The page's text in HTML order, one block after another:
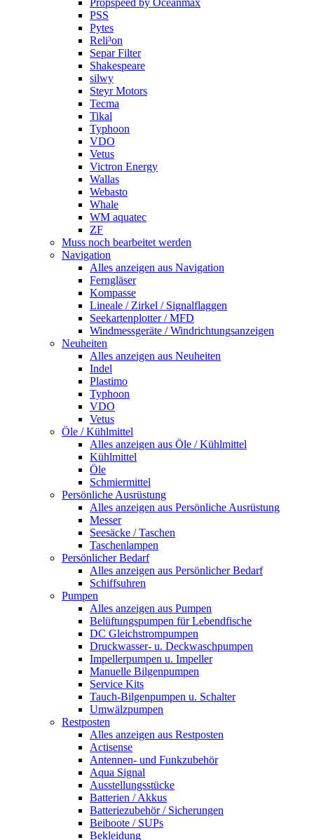
Propspeed by Oceanmax
PSS
Pytes
Reli³on
Separ Filter
Shakespeare
silwy
Steyr Motors
Tecma
Tikal
Typhoon
VDO
Vetus
Victron Energy
Wallas
Webasto
Whale
WM aquatec
ZF
Muss noch bearbeitet werden
Navigation
Alles anzeigen aus Navigation
Ferngläser
Kompasse
Lineale / Zirkel / Signalflaggen
Seekartenplotter / MFD
Windmessgeräte / Windrichtungsanzeigen
Neuheiten
Alles anzeigen aus Neuheiten
Indel
Plastimo
Typhoon
VDO
Vetus
Öle / Kühlmittel
Alles anzeigen aus Öle / Kühlmittel
Kühlmittel
Öle
Schmiermittel
Persönliche Ausrüstung
Alles anzeigen aus Persönliche Ausrüstung
Messer
Seesäcke / Taschen
Taschenlampen
Persönlicher Bedarf
Alles anzeigen aus Persönlicher Bedarf
Schiffsuhren
Pumpen
Alles anzeigen aus Pumpen
Belüftungspumpen für Lebendfische
DC Gleichstrompumpen
Druckwasser- u. Deckwaschpumpen
Impellerpumpen u. Impeller
Manuelle Bilgenpumpen
Service Kits
Tauch-Bilgenpumpen u. Schalter
Umwälzpumpen
Restposten
Alles anzeigen aus Restposten
Actisense
Antennen- und Funkzubehör
Aqua Signal
Ausstellungsstücke
Batterien / Akkus
Batteriezubehör / Sicherungen
Beiboote / SUPs
Bekleidung